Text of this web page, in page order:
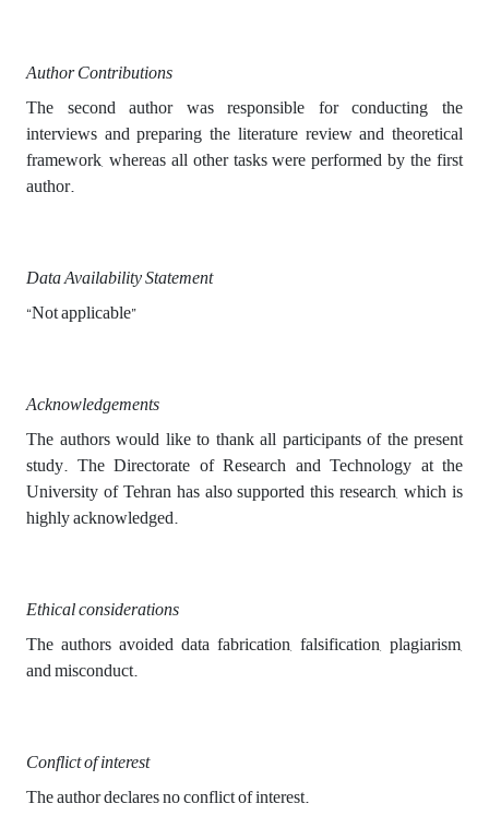
Author Contributions
The second author was responsible for conducting the
interviews and preparing the literature review and theoretical
framework, whereas all other tasks were performed by the first
author.
Data Availability Statement
“Not applicable”
Acknowledgements
The authors would like to thank all participants of the present
study. The Directorate of Research and Technology at the
University of Tehran has also supported this research, which is
highly acknowledged.
Ethical considerations
The authors avoided data fabrication, falsification, plagiarism,
and misconduct.
Conflict of interest
The author declares no conflict of interest.